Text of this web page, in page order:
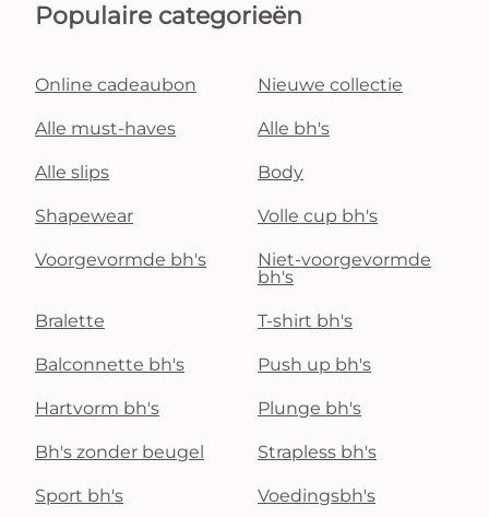
Populaire categorieën
Online cadeaubon Nieuwe collectie
Alle must-haves Alle bh's
Alle slips Body
Shapewear Volle cup bh's
Voorgevormde bh's
Niet-voorgevormde
bh's
Bralette T-shirt bh's
Balconnette bh's Push up bh's
Hartvorm bh's Plunge bh's
Bh's zonder beugel Strapless bh's
Sport bh's Voedingsbh's